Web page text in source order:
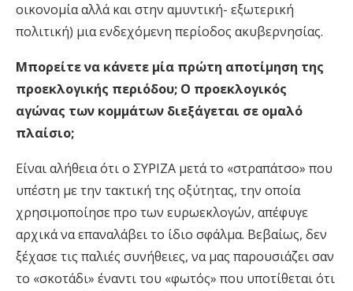
οικονομία αλλά και στην αμυντική- εξωτερική
πολιτική) μια ενδεχόμενη περίοδος ακυβερνησίας.
Μπορείτε να κάνετε μία πρώτη αποτίμηση της
προεκλογικής περιόδου; Ο προεκλογικός
αγώνας των κομμάτων διεξάγεται σε ομαλό
πλαίσιο;
Είναι αλήθεια ότι ο ΣΥΡΙΖΑ μετά το «στραπάτσο» που
υπέστη με την τακτική της οξύτητας, την οποία
χρησιμοποίησε προ των ευρωεκλογών, απέφυγε
αρχικά να επαναλάβει το ίδιο σφάλμα. Βεβαίως, δεν
ξέχασε τις παλιές συνήθειες, να μας παρουσιάζει σαν
το «σκοτάδι» έναντι του «φωτός» που υποτίθεται ότι